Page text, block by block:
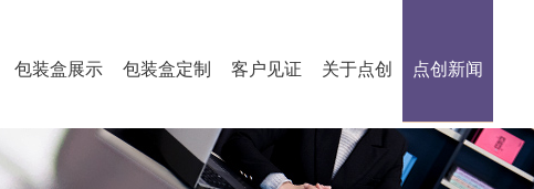
包装盒展示 包装盒定制 客户见证 关于点创 点创新闻